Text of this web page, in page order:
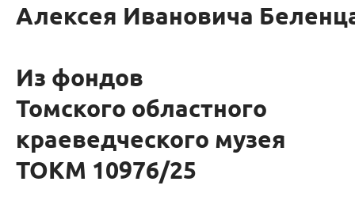
Алексея Ивановича
Из фондов
Томского областного
краеведческого музея
ТОКМ 10976/25